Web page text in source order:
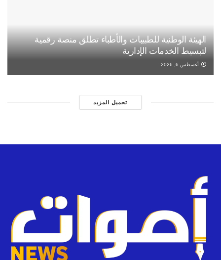
الهيئة الوطنية للطبيبات والأطباء تطلق منصة رقمية
لتبسيط الخدمات الإدارية
أغسطس 6, 2026
تحميل المزيد